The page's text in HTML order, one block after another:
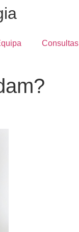
Consultas